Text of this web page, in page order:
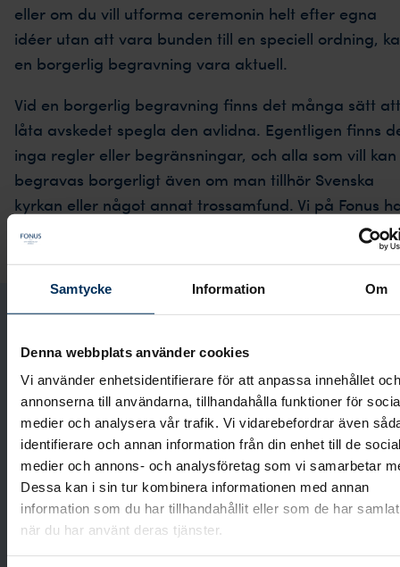
Samtycke Information Om
Denna webbplats använder cookies
Vi använder enhetsidentifierare för att anpassa innehållet och
annonserna till användarna, tillhandahålla funktioner för
medier och analysera vår trafik. Vi vidarebefordrar även
identifierare och annan information från din enhet till de
medier och annons- och analysföretag som vi samarbetar
Dessa kan i sin tur kombinera informationen med annan
information som du har tillhandahållit eller som de har
när du har använt deras tjänster.
eller om du vill utforma ceremonin helt efter egna
idéer utan att vara bunden till en speciell ordning,
en borgerlig begravning vara aktuell.
Vid en borgerlig begravning finns det många sätt att
låta avskedet spegla den avlidna. Egentligen finns
inga regler eller begränsningar, och alla som vill kan
begravas borgerligt även om man tillhör Svenska
kyrkan eller något annat trossamfund. Vi på Fonus
lång erfarenhet och kan ge dig råd och hjälp för att
Påbörja planeringen hemifrån
Inför vårt möte kan det vara en bra idé att
fundera på de saker vi kommer att prata om. I
vårt planeringsverktyg kan du se de olika delarna
som vi kommer att gå igenom. Du kan också
påbörja planeringen hemifrån om du vill. Du väljer
själv hur många val du vill göra innan vi ses. Det
som känns lite svårare kan vi göra tillsammans.